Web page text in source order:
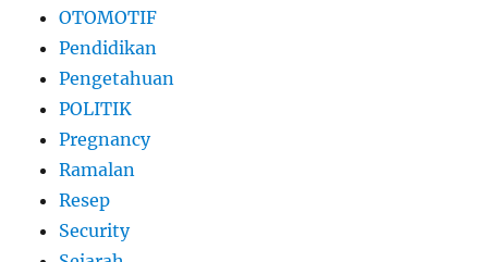
OTOMOTIF
Pendidikan
Pengetahuan
POLITIK
Pregnancy
Ramalan
Resep
Security